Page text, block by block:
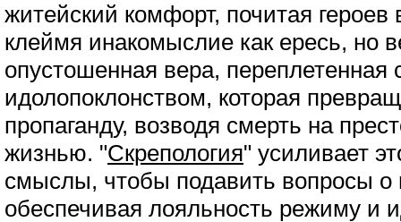
житейский комфорт, почитая
клеймя инакомыслие как ересь, но
опустошенная вера, переплетенная
идолопоклонством, которая
пропаганду, возводя смерть на
жизнью. "Скрепология" усиливает
смыслы, чтобы подавить вопросы о
обеспечивая лояльность режиму и